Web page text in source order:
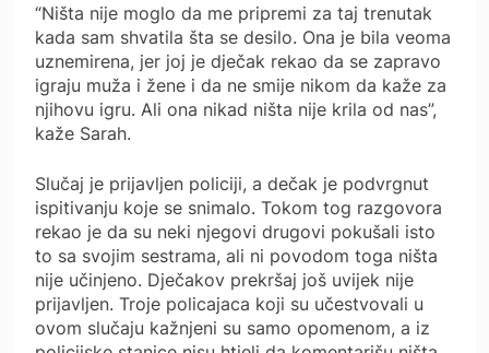
“Ništa nije moglo da me pripremi za taj trenutak
kada sam shvatila šta se desilo. Ona je bila veoma
uznemirena, jer joj je dječak rekao da se zapravo
igraju muža i žene i da ne smije nikom da kaže za
njihovu igru. Ali ona nikad ništa nije krila od nas”,
kaže Sarah.
Slučaj je prijavljen policiji, a dečak je podvrgnut
ispitivanju koje se snimalo. Tokom tog razgovora
rekao je da su neki njegovi drugovi pokušali isto
to sa svojim sestrama, ali ni povodom toga ništa
nije učinjeno. Dječakov prekršaj još uvijek nije
prijavljen. Troje policajaca koji su učestvovali u
ovom slučaju kažnjeni su samo opomenom, a iz